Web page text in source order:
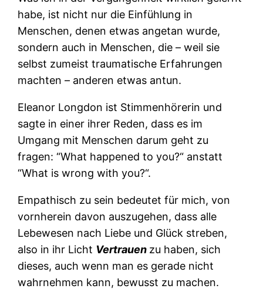
habe, ist nicht nur die Einfühlung in
Menschen, denen etwas angetan wurde,
sondern auch in Menschen, die – weil sie
selbst zumeist traumatische Erfahrungen
machten – anderen etwas antun.
Eleanor Longdon ist Stimmenhörerin und
sagte in einer ihrer Reden, dass es im
Umgang mit Menschen darum geht zu
fragen: “What happened to you?“ anstatt
“What is wrong with you?“.
Empathisch zu sein bedeutet für mich, von
vornherein davon auszugehen, dass alle
Lebewesen nach Liebe und Glück streben,
also in ihr Licht Vertrauen zu haben, sich
dieses, auch wenn man es gerade nicht
wahrnehmen kann, bewusst zu machen.